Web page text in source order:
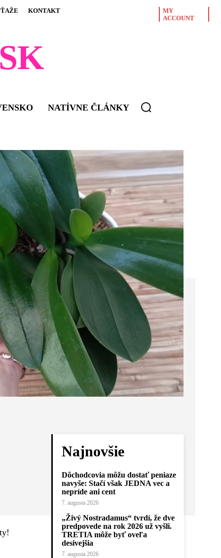
KONTAKT
MY
ACCOUNT
NATÍVNE ČLÁNKY
Najnovšie
Dôchodcovia môžu dostať peniaze
navyše: Stačí však JEDNA vec a
nepríde ani cent
7. augusta 2026
„Živý Nostradamus“ tvrdí, že dve
predpovede na rok 2026 už vyšli.
TRETIA môže byť oveľa
desivejšia
7. augusta 2026